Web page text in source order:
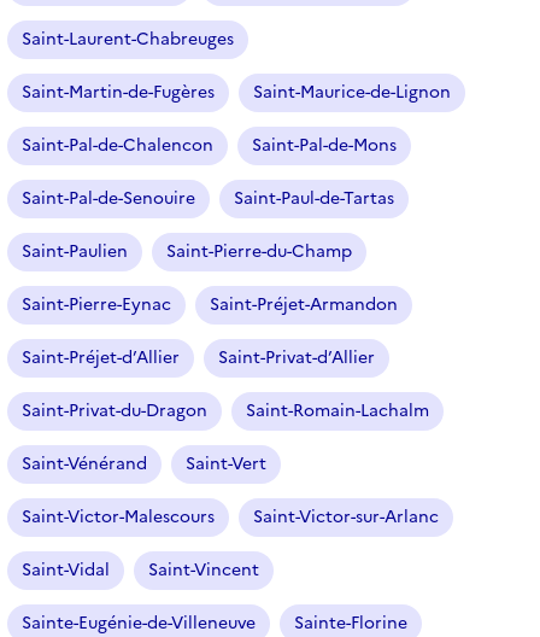
Saint-Laurent-Chabreuges
Saint-Martin-de-Fugères Saint-Maurice-de-Lignon
Saint-Pal-de-Chalencon Saint-Pal-de-Mons
Saint-Pal-de-Senouire Saint-Paul-de-Tartas
Saint-Paulien Saint-Pierre-du-Champ
Saint-Pierre-Eynac Saint-Préjet-Armandon
Saint-Préjet-d’Allier Saint-Privat-d’Allier
Saint-Privat-du-Dragon Saint-Romain-Lachalm
Saint-Vénérand Saint-Vert
Saint-Victor-Malescours Saint-Victor-sur-Arlanc
Saint-Vidal Saint-Vincent
Sainte-Eugénie-de-Villeneuve Sainte-Florine